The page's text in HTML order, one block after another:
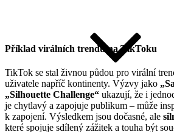
Příklad virálních trendů na TikToku
TikTok se stal živnou půdou pro virální
uživatele napříč kontinenty. Výzvy jako
„Silhouette Challenge“ ukazují, že i
je chytlavý a zapojuje publikum – může
k zapojení. Výsledkem jsou dočasné, ale
které spojuje sdílený zážitek a touha být